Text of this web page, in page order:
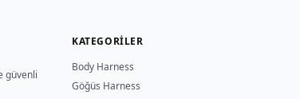
güvenli
KATEGORILER
Body Harness
Göğüs Harness